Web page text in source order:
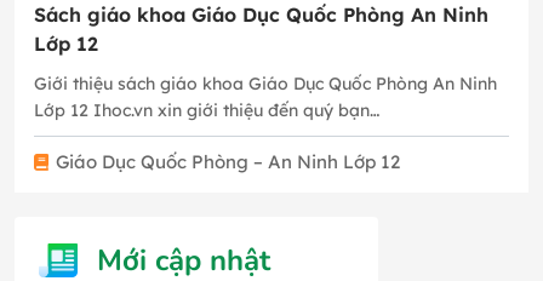
Sách giáo khoa Giáo Dục Quốc Phòng An Ninh
Lớp 12
Giới thiệu sách giáo khoa Giáo Dục Quốc Phòng An Ninh
Lớp 12 Ihoc.vn xin giới thiệu đến quý bạn…
Giáo Dục Quốc Phòng – An Ninh Lớp 12
Mới cập nhật